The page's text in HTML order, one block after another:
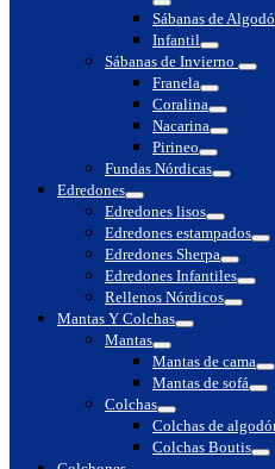
Toggle
Sábanas de
Infantil
Toggle
Sábanas de Invierno
Franela
Toggle
Coralina
Toggle
Nacarina
Toggle
Pirineo
Toggle
Fundas Nórdicas
Toggle
Edredones
Toggle
Edredones lisos
Toggle
Edredones estampados
Edredones Sherpa
Toggle
Edredones Infantiles
Rellenos Nórdicos
Toggle
Mantas Y Colchas
Toggle
Mantas
Toggle
Mantas de cama
Mantas de sofá
Colchas
Toggle
Colchas de
Colchas Boutis